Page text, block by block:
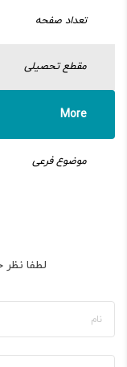
تعداد صفحه
مقطع تحصیلی
More
موضوع فرعی
لطفا نظر